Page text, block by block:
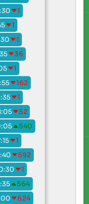
1
1
1
36
1
162
1
52
540
1
592
1
564
624